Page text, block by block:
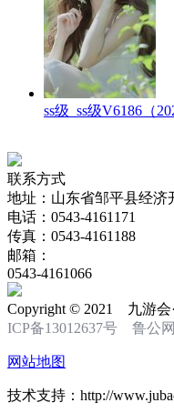
ss级_ss级V6186（
联系方式
地址：山东省邹平县经济
电话：0543-4161171
传真：0543-4161188
邮箱：
0543-4161066
Copyright © 2021 九游
ICP备13012637号
鲁公
网站地图
技术支持：http://